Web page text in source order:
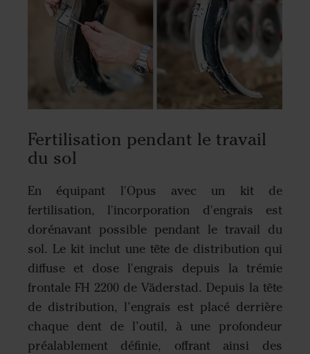
Fertilisation pendant le travail
du sol
En équipant l'Opus avec un kit de
fertilisation, l'incorporation d'engrais est
dorénavant possible pendant le travail du
sol. Le kit inclut une tête de distribution qui
diffuse et dose l'engrais depuis la trémie
frontale FH 2200 de Väderstad. Depuis la tête
de distribution, l’engrais est placé derrière
chaque dent de l’outil, à une profondeur
préalablement définie, offrant ainsi des